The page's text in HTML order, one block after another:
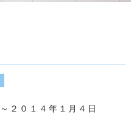
２０１４年１月４日